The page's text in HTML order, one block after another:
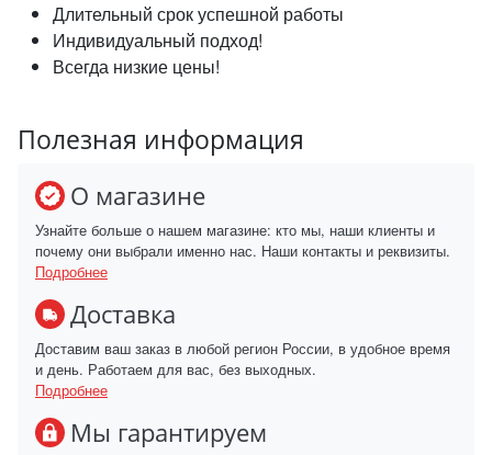
Длительный срок успешной работы
Индивидуальный подход!
Всегда низкие цены!
Полезная информация
О магазине
Узнайте больше о нашем магазине: кто мы, наши клиенты и
почему они выбрали именно нас. Наши контакты и реквизиты.
Подробнее
Доставка
Доставим ваш заказ в любой регион России, в удобное время
и день. Работаем для вас, без выходных.
Подробнее
Мы гарантируем